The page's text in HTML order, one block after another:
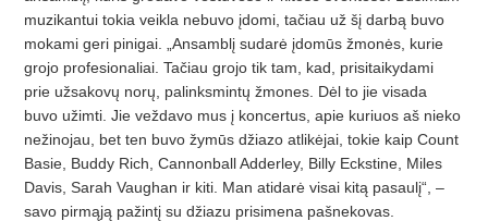
muzikantui tokia veikla nebuvo įdomi, tačiau už šį darbą buvo
mokami geri pinigai. „Ansamblį sudarė įdomūs žmonės, kurie
grojo profesionaliai. Tačiau grojo tik tam, kad, prisitaikydami
prie užsakovų norų, palinksmintų žmones. Dėl to jie visada
buvo užimti. Jie veždavo mus į koncertus, apie kuriuos aš nieko
nežinojau, bet ten buvo žymūs džiazo atlikėjai, tokie kaip Count
Basie, Buddy Rich, Cannonball Adderley, Billy Eckstine, Miles
Davis, Sarah Vaughan ir kiti. Man atidarė visai kitą pasaulį“, –
savo pirmąją pažintį su džiazu prisimena pašnekovas.